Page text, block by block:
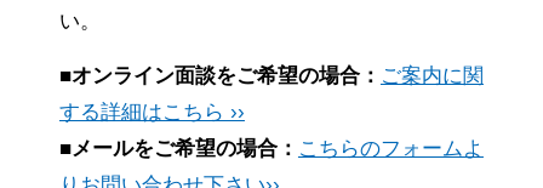
い。
■オンライン面談をご希望の場合： ご案内に関
する詳細はこちら ››
■メールをご希望の場合： こちらのフォームよ